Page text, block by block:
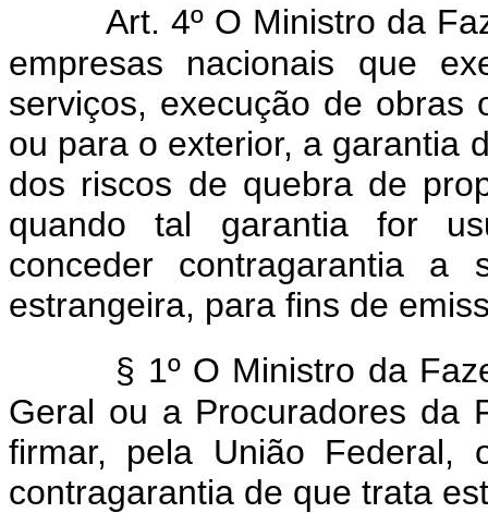
Art. 4º O Ministro da
empresas nacionais que
serviços, execução de obras
ou para o exterior, a garantia
dos riscos de quebra de
quando tal garantia for
conceder contragarantia a
estrangeira, para fins de
§ 1º O Ministro da
Geral ou a Procuradores da
firmar, pela União Federal,
contragarantia de que trata